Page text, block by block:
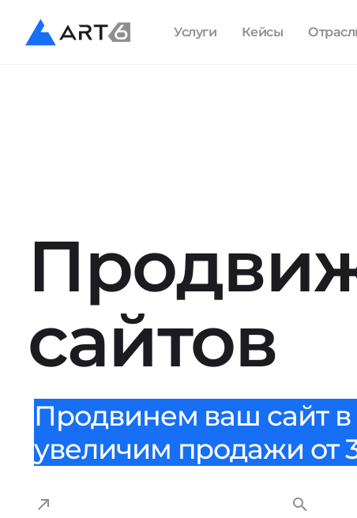
Услуги Кейсы
сайтов
Продвинем ваш сайт в
увеличим продажи от